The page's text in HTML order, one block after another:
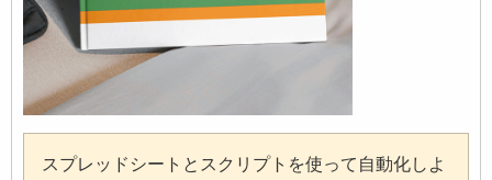
スプレッドシートとスクリプトを使って自動化しよ